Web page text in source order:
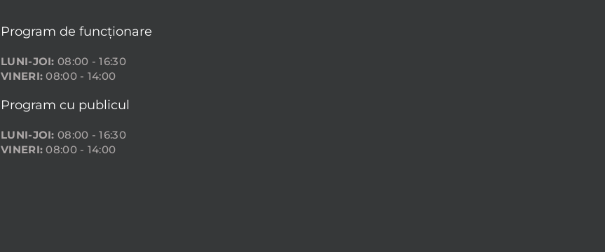
Program de funcționare
LUNI-JOI: 08:00 - 16:30
VINERI: 08:00 - 14:00
Program cu publicul
LUNI-JOI: 08:00 - 16:30
VINERI: 08:00 - 14:00